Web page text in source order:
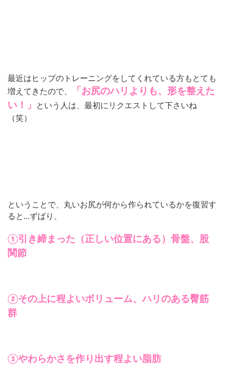
最近はヒップのトレーニングをしてくれている方もとても
増えてきたので、
「お尻のハリよりも、形を整えた
い！」
という人は、最初にリクエストして下さいね
（笑）
ということで、丸いお尻が何から作られているかを復習す
ると…ずばり、
①引き締まった（正しい位置にある）骨盤、股
関節
②その上に程よいボリューム、ハリのある臀筋
群
③やわらかさを作り出す程よい脂肪